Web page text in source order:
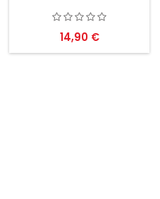
Preis
14,90 €